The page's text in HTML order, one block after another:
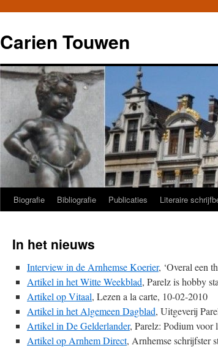
Carien Touwen
Skip
content
Biografie Bibliografie Publicaties Literaire
In het nieuws
Interview in de Arnhemse Koerier, ‘Overal een
Artikel in het Witte Weekblad, Parelz is hobby
Artikel op Vitaal, Lezen a la carte, 10-02-2010
Artikel in het Algemeen Dagblad, Uitgeverij
Artikel in De Gelderlander, Parelz: Podium voor
Artikel op Arnhem Direct, Arnhemse schrijfster